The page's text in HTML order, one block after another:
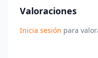
Valoraciones
Inicia sesión para